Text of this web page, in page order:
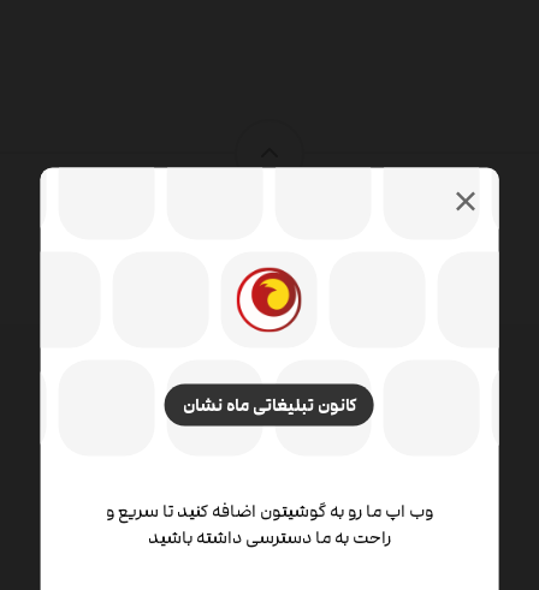
کانون تبلیغاتی ماه نشان
وب اپ ما رو به گوشیتون اضافه کنید تا سریع و
راحت به ما دسترسی داشته باشید
طراحی وب شامل مهارت ها و رشته های مختلفی در زمینه
نویسندگی از جمله کد استاندارد و نرم افزار اختصاصی ،
طراحی تجربه کاربر است.